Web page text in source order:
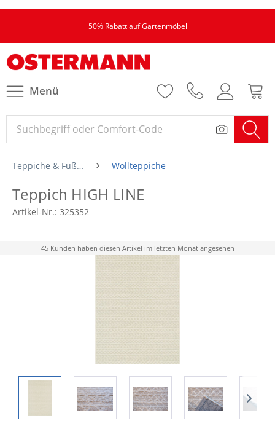
50% Rabatt auf Gartenmöbel
Menü
Teppiche & Fußmatten Wollteppiche
Teppich HIGH LINE
Artikel-Nr.: 325352
45 Kunden haben diesen Artikel im letzten Monat angesehen